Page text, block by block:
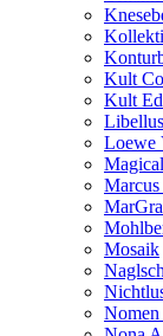
Kult
Kult
Libellus
Loewe
Mosaik
Nomen